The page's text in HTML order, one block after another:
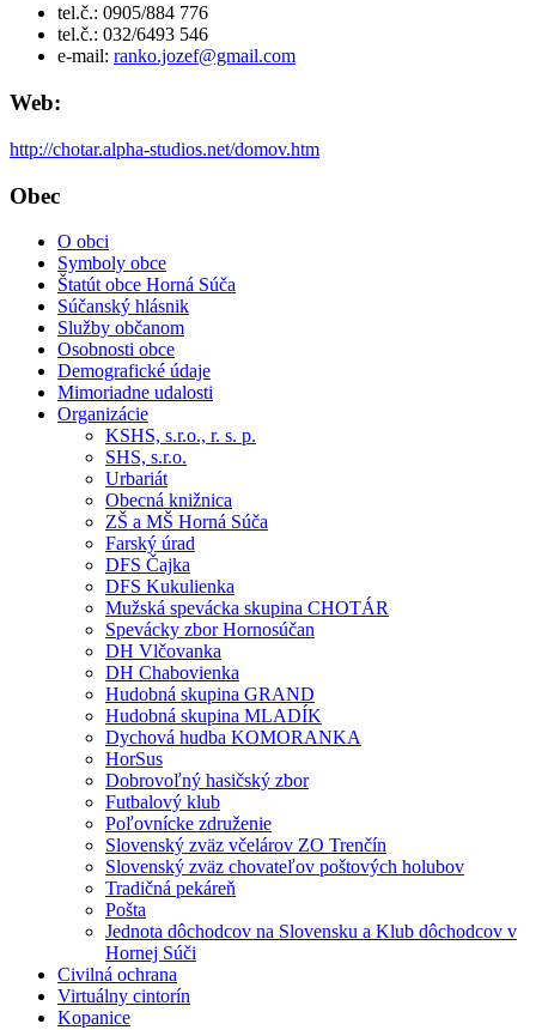
tel.č.: 0905/884 776
tel.č.: 032/6493 546
e-mail: ranko.jozef@gmail.com
Web:
http://chotar.alpha-studios.net/domov.htm
Obec
O obci
Symboly obce
Štatút obce Horná Súča
Súčanský hlásnik
Služby občanom
Osobnosti obce
Demografické údaje
Mimoriadne udalosti
Organizácie
KSHS, s.r.o., r. s. p.
SHS, s.r.o.
Urbariát
Obecná knižnica
ZŠ a MŠ Horná Súča
Farský úrad
DFS Čajka
DFS Kukulienka
Mužská spevácka skupina CHOTÁR
Spevácky zbor Hornosúčan
DH Vlčovanka
DH Chabovienka
Hudobná skupina GRAND
Hudobná skupina MLADÍK
Dychová hudba KOMORANKA
HorSus
Dobrovoľný hasičský zbor
Futbalový klub
Poľovnícke združenie
Slovenský zväz včelárov ZO Trenčín
Slovenský zväz chovateľov poštových holubov
Tradičná pekáreň
Pošta
Jednota dôchodcov na Slovensku a Klub dôchodcov v
Hornej Súči
Civilná ochrana
Virtuálny cintorín
Kopanice